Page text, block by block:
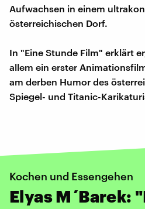
Aufwachsen in einem
österreichischen Dorf.
In "Eine Stunde Film" erklärt
allem ein erster
am derben Humor des
Spiegel- und Titanic-
Kochen und Essengehen
Elyas M´Barek: